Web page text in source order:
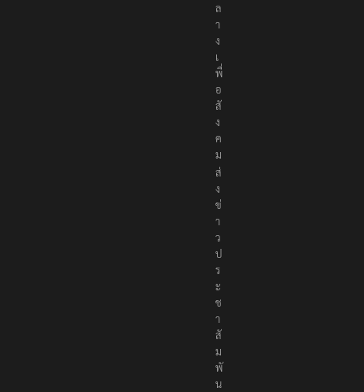
ล
า
ง
เ
พื่
อ
สั
ง
ค
ม
ส่
ง
ข่
า
ว
ป
ร
ะ
ช
า
สั
ม
พั
น